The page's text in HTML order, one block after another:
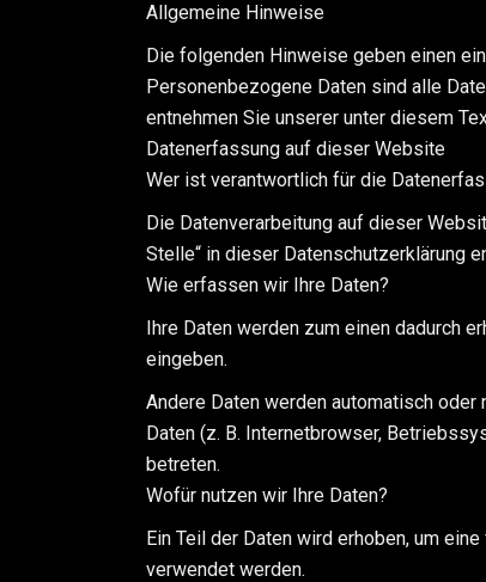
Allgemeine Hinweise
Die folgenden Hinweise geben einen
Personenbezogene Daten sind alle
entnehmen Sie unserer unter diesem
Datenerfassung auf dieser Website
Wer ist verantwortlich für die
Die Datenverarbeitung auf dieser
Stelle“ in dieser Datenschutzerklärung
Wie erfassen wir Ihre Daten?
Ihre Daten werden zum einen dadurch
eingeben.
Andere Daten werden automatisch
Daten (z. B. Internetbrowser,
betreten.
Wofür nutzen wir Ihre Daten?
Ein Teil der Daten wird erhoben, um
verwendet werden.